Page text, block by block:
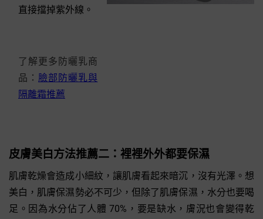
直接擋掉紫外線。
了解更多防曬乳商
品： 臉部防曬乳與
隔離霜推薦
皮膚美白方法推薦二：裡裡外外都要保濕
肌膚乾燥會造成小細紋，讓肌膚看起來暗沉，沒有光澤。想
美白，肌膚保濕勢必不可少，但除了肌膚保濕，水分也要喝
足。因為水分佔了人體 70%，要是缺水，膚況也會變得乾